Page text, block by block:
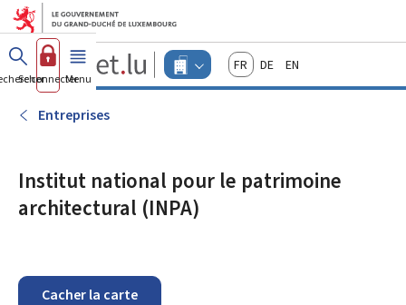
Aller au menu principal
Aller au contenu
Guichet.lu
Changer
d'espace
FrançaisDeutschEnglish
Se connecterMenu principal
Entreprises
Institut national pour le patrimoine
architectural (INPA)
Cacher la carte